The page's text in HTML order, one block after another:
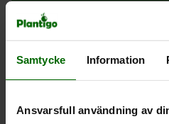
Samtycke Information
Ansvarsfull användning av
Leverans 1-
Kvalitet
Beskrivning